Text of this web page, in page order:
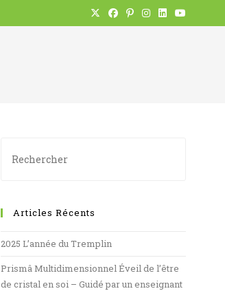
Articles Récents
2025 L’année du Tremplin
Prismâ Multidimensionnel Éveil de l’être
de cristal en soi – Guidé par un enseignant